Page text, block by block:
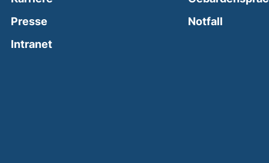
Presse
Intranet(external link, opens in a new window)
Notfall